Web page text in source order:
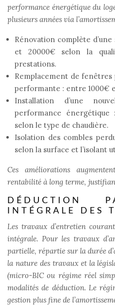
performance énergétique du
plusieurs années via
Rénovation complète
et 20000€ selon la
prestations.
Remplacement de
performante : entre 1000€
Installation d’une
performance
selon le type de chaudière.
Isolation des combles
selon la surface et l’isolant
Ces améliorations
rentabilité à long terme,
DÉDUCTION
INTÉGRALE DES
Les travaux d’entretien
intégrale. Pour les travaux
partielle, répartie sur la durée
la nature des travaux et la
(micro-BIC ou régime réel
modalités de déduction. Le
gestion plus fine de